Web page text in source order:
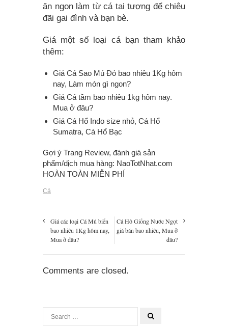
ăn ngon làm từ cá tai tượng để chiêu
đãi gai đình và bạn bè.
Giá một số loại cá bạn tham khảo
thêm:
Giá Cá Sao Mú Đỏ bao nhiêu 1Kg hôm
nay, Làm món gì ngon?
Giá Cá tầm bao nhiêu 1kg hôm nay.
Mua ở đâu?
Giá Cá Hổ Indo size nhỏ, Cá Hổ
Sumatra, Cá Hổ Bạc
Gợi ý Trang Review, đánh giá sản
phẩm/dịch mua hàng: NaoTotNhat.com
HOÀN TOÀN MIỄN PHÍ
Cá
Giá các loại Cá Mú biển
bao nhiêu 1Kg hôm nay,
Mua ở đâu?
Cá Hô Giống Nước Ngọt
giá bán bao nhiêu, Mua ở
đâu?
Comments are closed.